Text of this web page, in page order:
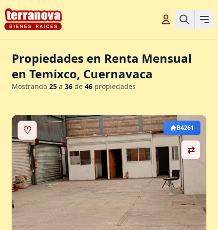
Propiedades en Renta Mensual
en Temixco, Cuernavaca
Mostrando 25 a 36 de 46 propiedades
♡
⇄
B4261